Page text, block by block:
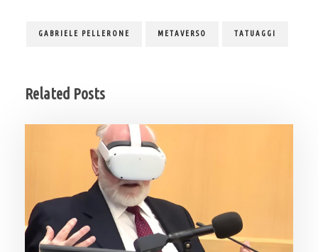
GABRIELE PELLERONE METAVERSO TATUAGGI
Related Posts